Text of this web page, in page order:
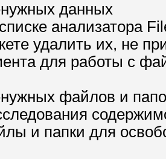
данных
анализатора
удалить их, не
для работы с
файлов и
и папки для